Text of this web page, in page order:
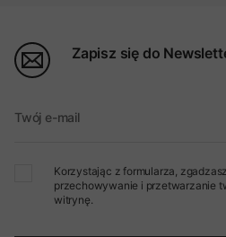
Zapisz się do
Twój e-mail
Korzystając z formularza,
przechowywanie i przetwarzanie
witrynę.